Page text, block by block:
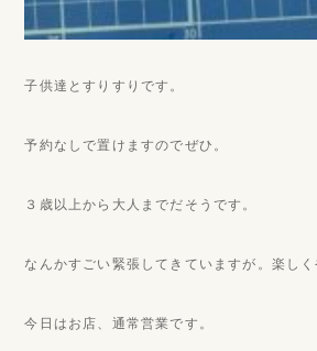
子供達とすりすりです。
予約なしで置けますのでぜひ。
３歳以上から大人までだそうです。
なんかすごい緊張してきていますが。楽しく
今日はお店、通常営業です。